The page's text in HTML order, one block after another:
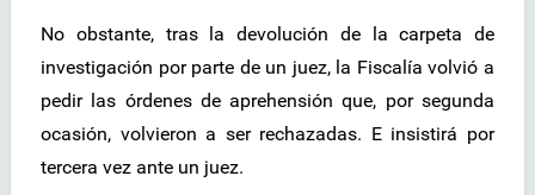
No obstante, tras la devolución de la carpeta de
investigación por parte de un juez, la Fiscalía volvió a
pedir las órdenes de aprehensión que, por segunda
ocasión, volvieron a ser rechazadas. E insistirá por
tercera vez ante un juez.